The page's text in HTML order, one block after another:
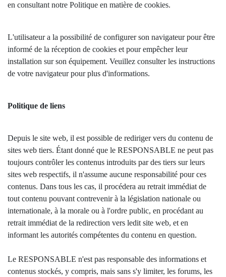
en consultant notre Politique en matière de cookies.
L'utilisateur a la possibilité de configurer son navigateur pour être
informé de la réception de cookies et pour empêcher leur
installation sur son équipement. Veuillez consulter les instructions
de votre navigateur pour plus d'informations.
Politique de liens
Depuis le site web, il est possible de rediriger vers du contenu de
sites web tiers. Étant donné que le RESPONSABLE ne peut pas
toujours contrôler les contenus introduits par des tiers sur leurs
sites web respectifs, il n'assume aucune responsabilité pour ces
contenus. Dans tous les cas, il procédera au retrait immédiat de
tout contenu pouvant contrevenir à la législation nationale ou
internationale, à la morale ou à l'ordre public, en procédant au
retrait immédiat de la redirection vers ledit site web, et en
informant les autorités compétentes du contenu en question.
Le RESPONSABLE n'est pas responsable des informations et
contenus stockés, y compris, mais sans s'y limiter, les forums, les